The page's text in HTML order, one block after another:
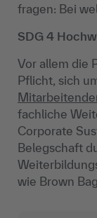
fragen: Bei
SDG 4
Vor allem die
Pflicht, sich
fachliche
Corporate
Belegschaft
wie Brown